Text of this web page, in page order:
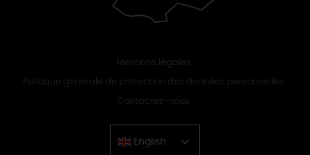
Mentions légales
Politique générale de protection des données personnelles
Contactez-nous
English